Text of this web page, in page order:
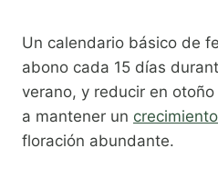
Un calendario básico de
abono cada 15 días
verano, y reducir en
a mantener un
floración abundante.